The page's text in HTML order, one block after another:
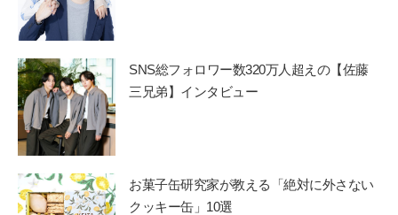
SNS総フォロワー数320万人超えの【佐藤
三兄弟】インタビュー
お菓子缶研究家が教える「絶対に外さない
クッキー缶」10選